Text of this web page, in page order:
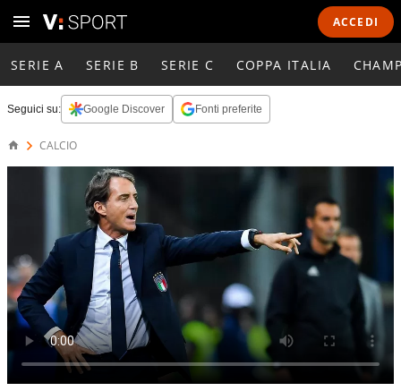
ACCEDI
SERIE A SERIE B SERIE C COPPA ITALIA
Seguici su: Google Discover Fonti preferite
CALCIO